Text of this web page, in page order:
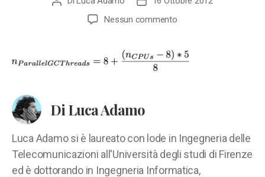
dell'articolo
Nessun commentosu
Di Luca Adamo
Luca Adamo si è laureato con lode in Ingegneria delle
Telecomunicazioni all'Università degli studi di Firenze
ed è dottorando in Ingegneria Informatica,